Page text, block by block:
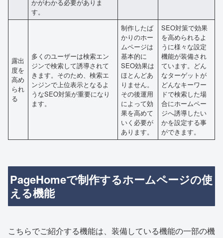
かがわかる必要がありま
す。
露出
度を
高め
られ
る
多くのユーザーは検索エン
ジンで検索して誘導されて
きます。そのため、検索エ
ンジンで上位表示となるよ
うなSEO対策が重要になり
ます。
制作したば
かりのホー
ムページは
基本的に
SEO効果は
ほとんどあ
りません。
その後運用
によって効
果を高めて
いく必要が
あります。
SEO対策で効果
を高められるよ
うに様々な設定
機能が装備され
ています。どん
なターゲットが
どんなキーワー
ドで検索した場
合にホームペー
ジへ誘導したい
かを設定する事
ができます。
PageHomeで制作するホームページの使
える機能
こちらでご紹介する機能は、装備している機能の一部の機